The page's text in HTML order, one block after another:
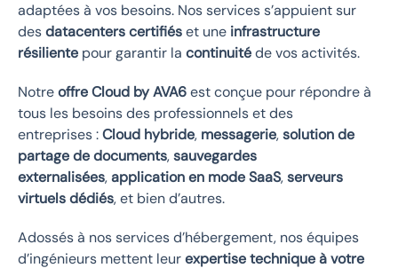
adaptées à vos besoins. Nos services s’appuient sur
desdatacenters certifiéset une infrastructure
résiliente pour garantir la continuitéde vos activités.
Notreoffre Cloud by AVA6est conçue pour répondre à
tous les besoins des professionnels et des
entreprises :Cloud hybride, messagerie,solution de
partage de documents,sauvegardes
externalisées,application en mode SaaS,serveurs
virtuels dédiés, et bien d’autres.
Adossés à nos services d’hébergement, nos équipes
d’ingénieurs mettent leurexpertise technique à votre